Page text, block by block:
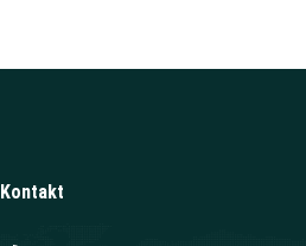
Kontakt